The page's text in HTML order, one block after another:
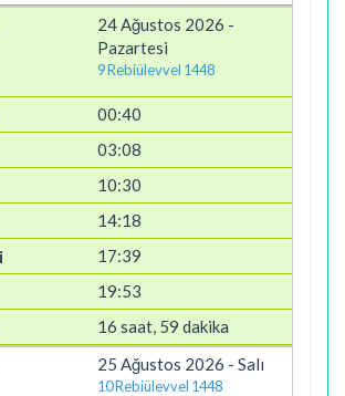
24 Ağustos 2026 -
Pazartesi
9 Rebiülevvel 1448
00:40
03:08
10:30
14:18
17:39
19:53
16 saat, 59 dakika
25 Ağustos 2026 - Salı
10 Rebiülevvel 1448